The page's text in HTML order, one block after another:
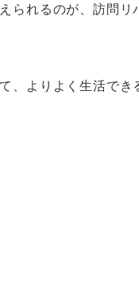
られるのが、訪問リ
、よりよく生活でき